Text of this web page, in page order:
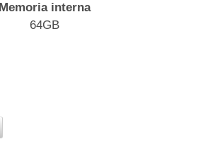
Memoria interna
64GB